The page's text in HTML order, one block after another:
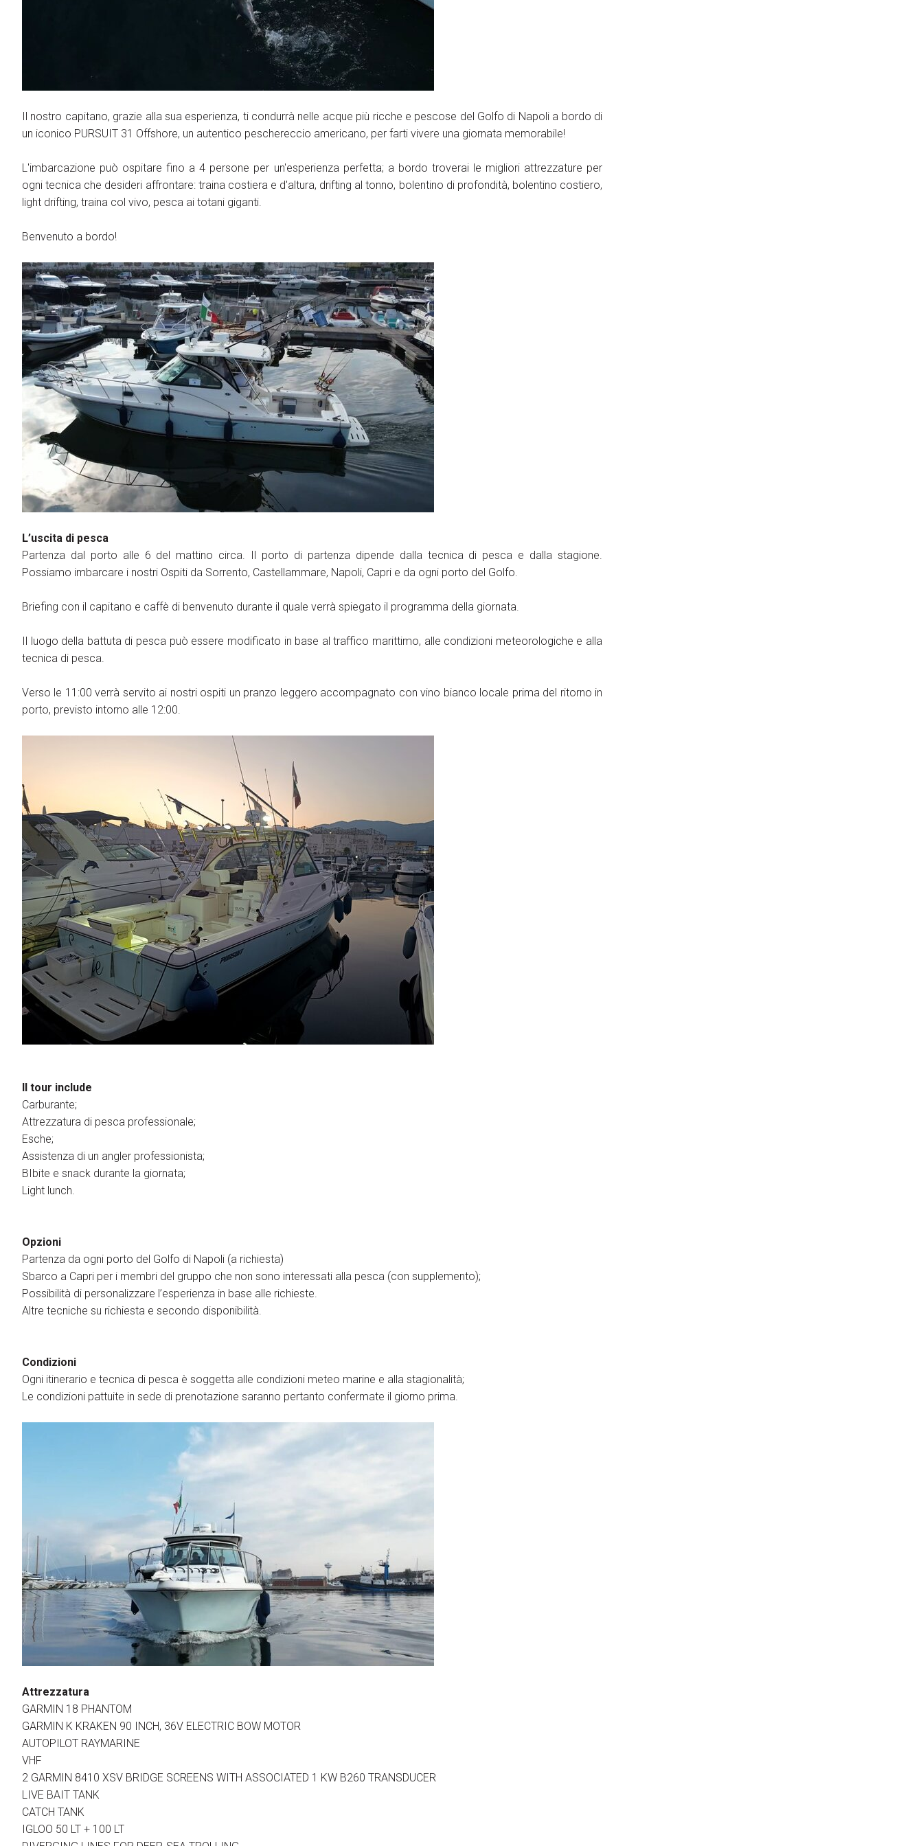
Eventi
Programma giornaliero
Masters & Makers
Come arrivare
SCOPRI COME arrow_circle_right
Treno, aereo o auto? Scopri tutti i modi per
raggiungere la Fiera di Rimini
Area Riservata Visitatori
ACCEDI
Il nostro capitano, grazie alla sua esperienza, ti condurrà nelle acque più ricche e pescose del Golfo di Napoli a bordo di
un iconico PURSUIT 31 Offshore, un autentico peschereccio americano, per farti vivere una giornata memorabile!
L'imbarcazione può ospitare fino a 4 persone per un'esperienza perfetta; a bordo troverai le migliori attrezzature per
ogni tecnica che desideri affrontare: traina costiera e d'altura, drifting al tonno, bolentino di profondità, bolentino costiero,
light drifting, traina col vivo, pesca ai totani giganti.
Benvenuto a bordo!
L’uscita di pesca
Partenza dal porto alle 6 del mattino circa. Il porto di partenza dipende dalla tecnica di pesca e dalla stagione.
Possiamo imbarcare i nostri Ospiti da Sorrento, Castellammare, Napoli, Capri e da ogni porto del Golfo.
Briefing con il capitano e caffè di benvenuto durante il quale verrà spiegato il programma della giornata.
Il luogo della battuta di pesca può essere modificato in base al traffico marittimo, alle condizioni meteorologiche e alla
tecnica di pesca.
Verso le 11:00 verrà servito ai nostri ospiti un pranzo leggero accompagnato con vino bianco locale prima del ritorno in
porto, previsto intorno alle 12:00.
Il tour include
Carburante;
Attrezzatura di pesca professionale;
Esche;
Assistenza di un angler professionista;
BIbite e snack durante la giornata;
Light lunch.
Opzioni
Partenza da ogni porto del Golfo di Napoli (a richiesta)
Sbarco a Capri per i membri del gruppo che non sono interessati alla pesca (con supplemento);
Possibilità di personalizzare l’esperienza in base alle richieste.
Altre tecniche su richiesta e secondo disponibilità.
Condizioni
Ogni itinerario e tecnica di pesca è soggetta alle condizioni meteo marine e alla stagionalità;
Le condizioni pattuite in sede di prenotazione saranno pertanto confermate il giorno prima.
Attrezzatura
GARMIN 18 PHANTOM
GARMIN K KRAKEN 90 INCH, 36V ELECTRIC BOW MOTOR
AUTOPILOT RAYMARINE
VHF
2 GARMIN 8410 XSV BRIDGE SCREENS WITH ASSOCIATED 1 KW B260 TRANSDUCER
LIVE BAIT TANK
CATCH TANK
IGLOO 50 LT + 100 LT